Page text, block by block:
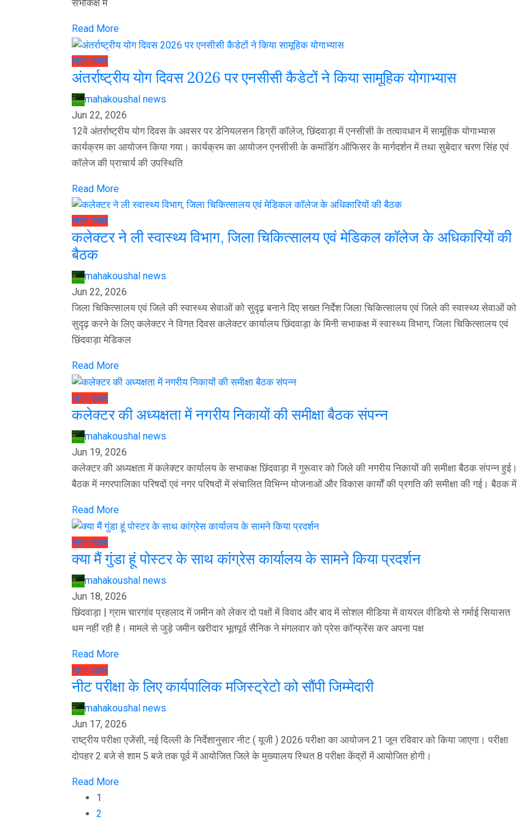
सभाकक्ष में
Read More
ताज़ा खबर
अंतर्राष्ट्रीय योग दिवस 2026 पर एनसीसी कैडेटों ने किया सामूहिक योगाभ्यास
mahakoushal news
Jun 22, 2026
12वें अंतर्राष्ट्रीय योग दिवस के अवसर पर डेनियलसन डिग्री कॉलेज, छिंदवाड़ा में एनसीसी के तत्वावधान में सामूहिक योगाभ्यास
कार्यक्रम का आयोजन किया गया। कार्यक्रम का आयोजन एनसीसी के कमांडिंग ऑफिसर के मार्गदर्शन में तथा सुबेदार चरण सिंह एवं
कॉलेज की प्राचार्य की उपस्थिति
Read More
ताज़ा खबर
कलेक्टर ने ली स्वास्थ्य विभाग, जिला चिकित्सालय एवं मेडिकल कॉलेज के अधिकारियों की
बैठक
mahakoushal news
Jun 22, 2026
जिला चिकित्सालय एवं जिले की स्वास्थ्य सेवाओं को सुदृढ़ बनाने दिए सख्त निर्देश जिला चिकित्सालय एवं जिले की स्वास्थ्य सेवाओं को
सुदृढ़ करने के लिए कलेक्टर ने विगत दिवस कलेक्टर कार्यालय छिंदवाड़ा के मिनी सभाकक्ष में स्वास्थ्य विभाग, जिला चिकित्सालय एवं
छिंदवाड़ा मेडिकल
Read More
ताज़ा खबर
कलेक्टर की अध्यक्षता में नगरीय निकायों की समीक्षा बैठक संपन्न
mahakoushal news
Jun 19, 2026
कलेक्टर की अध्यक्षता में कलेक्टर कार्यालय के सभाकक्ष छिंदवाड़ा में गुरूवार को जिले की नगरीय निकायों की समीक्षा बैठक संपन्न हुई।
बैठक में नगरपालिका परिषदों एवं नगर परिषदों में संचालित विभिन्न योजनाओं और विकास कार्यों की प्रगति की समीक्षा की गई। बैठक में
Read More
ताज़ा खबर
क्या मैं गुंडा हूं पोस्टर के साथ कांग्रेस कार्यालय के सामने किया प्रदर्शन
mahakoushal news
Jun 18, 2026
छिंदवाड़ा | ग्राम चारगांव प्रहलाद में जमीन को लेकर दो पक्षों में विवाद और बाद में सोशल मीडिया में वायरल वीडियो से गर्माई सियासत
थम नहीं रही है। मामले से जुड़े जमीन खरीदार भूतपूर्व सैनिक ने मंगलवार को प्रेस कॉन्फ्रेंस कर अपना पक्ष
Read More
ताज़ा खबर
नीट परीक्षा के लिए कार्यपालिक मजिस्ट्रेटो को सौंपी जिम्मेदारी
mahakoushal news
Jun 17, 2026
राष्ट्रीय परीक्षा एजेंसी, नई दिल्ली के निर्देशानुसार नीट ( यूजी ) 2026 परीक्षा का आयोजन 21 जून रविवार को किया जाएगा। परीक्षा
दोपहर 2 बजे से शाम 5 बजे तक पूर्व में आयोजित जिले के मुख्यालय स्थित 8 परीक्षा केंद्रों में आयोजित होगी।
Read More
1
2